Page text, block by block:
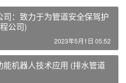
：致力于为管道安全保驾护
公司)
2023年5月1日 05:52
机器人技术应用 (排水管道